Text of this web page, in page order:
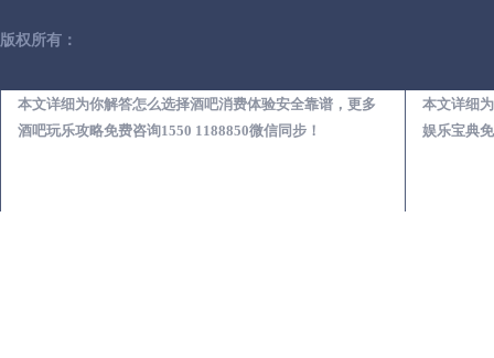
本文详细为你解答怎么选择酒吧消费体验安全靠谱，更多
酒吧玩乐攻略免费咨询1550 1188850微信同步！
本文详细
娱乐宝典
版权所有：